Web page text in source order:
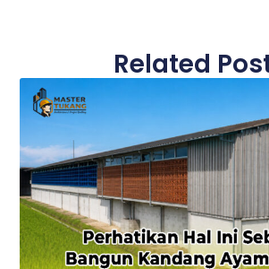
Related